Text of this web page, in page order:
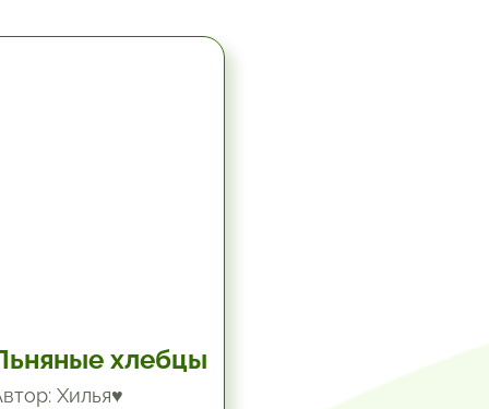
хлебцы
Хилья♥